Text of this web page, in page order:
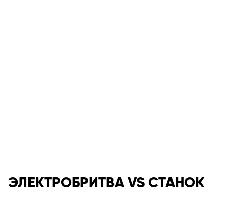
ЭЛЕКТРОБРИТВА VS СТАНОК